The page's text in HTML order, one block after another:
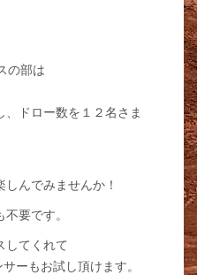
の部は
ドロー数を１２名さま
んでみませんか！
要です。
してくれて
ーもお試し頂けます。